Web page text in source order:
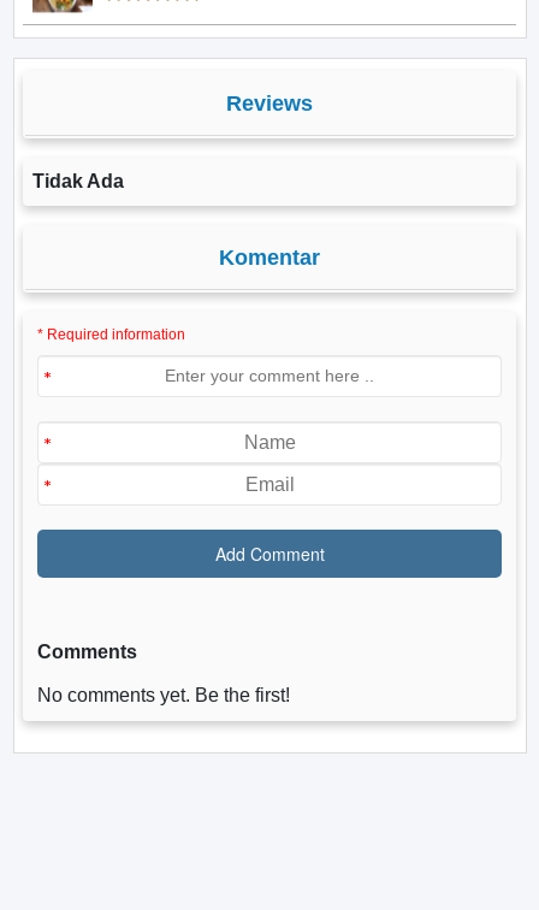
Reviews
Tidak Ada
Komentar
* Required information
Comments
No comments yet. Be the first!